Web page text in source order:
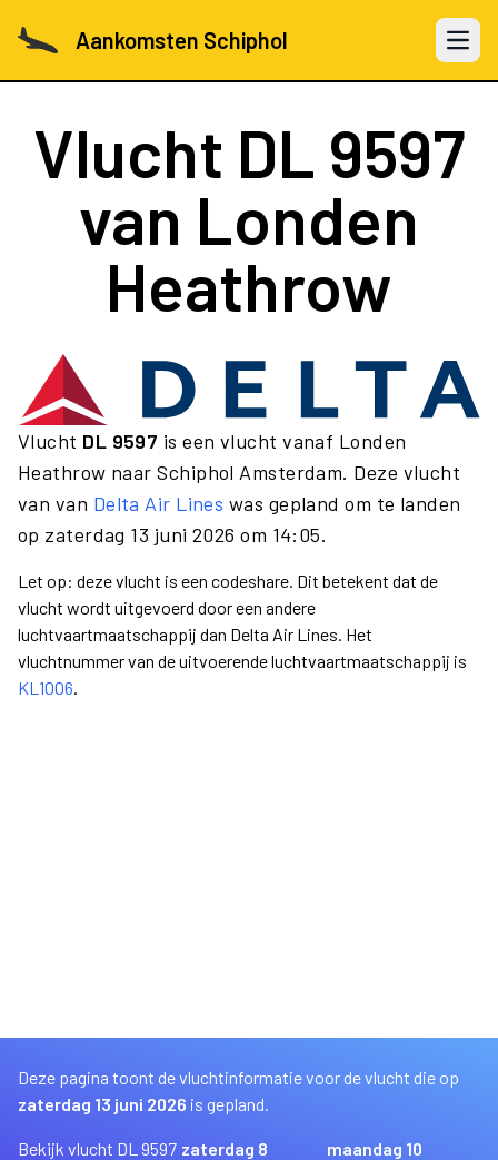
Aankomsten Schiphol Open
Vlucht DL 9597
van Londen
Heathrow
Vlucht DL 9597 is een vlucht vanaf Londen
Heathrow naar Schiphol Amsterdam. Deze vlucht
van van Delta Air Lines was gepland om te landen
op zaterdag 13 juni 2026 om 14:05.
Let op: deze vlucht is een codeshare. Dit betekent dat de
vlucht wordt uitgevoerd door een andere
luchtvaartmaatschappij dan Delta Air Lines. Het
vluchtnummer van de uitvoerende luchtvaartmaatschappij is
KL1006.
Deze pagina toont de vluchtinformatie voor de vlucht die op
zaterdag 13 juni 2026 is gepland.
Bekijk vlucht DL 9597 zaterdag 8
maandag 10